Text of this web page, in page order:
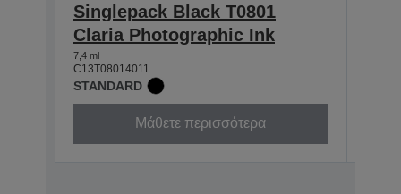
Singlepack Black T0801
Claria Photographic Ink
7,4 ml
C13T08014011
STANDARD
Μάθετε περισσότερα